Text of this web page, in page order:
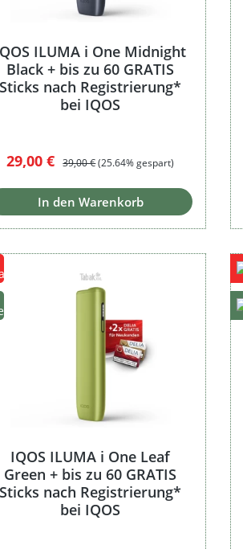
ILUMA i One Midnight
Black + bis zu 60 GRATIS
Sticks nach Registrierung*
bei IQOS
Verkaufspreis:
29,00 € Regulärer Preis:
39,00 €(25.64% gespart)
In den Warenkorb
IQOS ILUMA i One Leaf
Green + bis zu 60 GRATIS
Sticks nach Registrierung*
bei IQOS